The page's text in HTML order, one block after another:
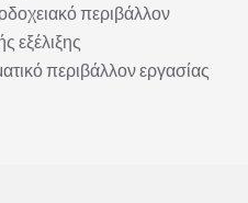
περιβάλλον
εξέλιξης
περιβάλλον εργασίας